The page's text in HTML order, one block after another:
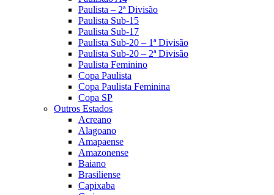
Paulista – 2ª Divisão
Paulista Sub-15
Paulista Sub-17
Paulista Sub-20 – 1ª Divisão
Paulista Sub-20 – 2ª Divisão
Paulista Feminino
Copa Paulista
Copa Paulista Feminina
Copa SP
Outros Estados
Acreano
Alagoano
Amapaense
Amazonense
Baiano
Brasiliense
Capixaba